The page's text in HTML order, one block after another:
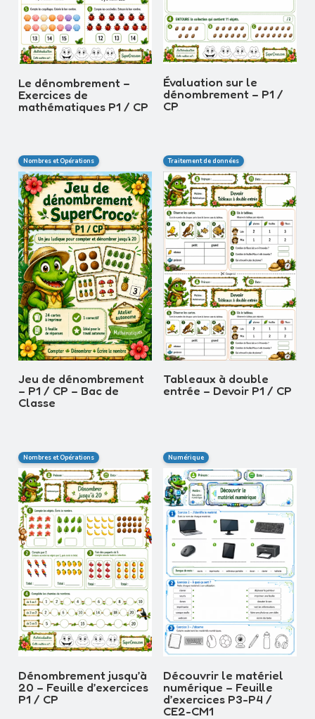
Le dénombrement –
Exercices de
mathématiques P1 / CP
Évaluation sur le
dénombrement – P1 /
CP
Nombres et Opérations
Jeu de dénombrement
– P1 / CP – Bac de
Classe
Traitement de données
Tableaux à double
entrée – Devoir P1 / CP
Nombres et Opérations
Dénombrement jusqu’à
20 – Feuille d’exercices
P1 / CP
Numérique
Découvrir le matériel
numérique – Feuille
d’exercices P3-P4 /
CE2-CM1